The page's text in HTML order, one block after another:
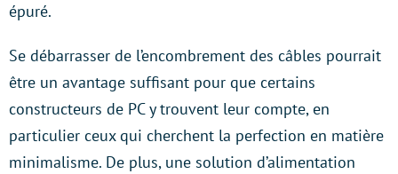
épuré.
Se débarrasser de l’encombrement des câbles pourrait
être un avantage suffisant pour que certains
constructeurs de PC y trouvent leur compte, en
particulier ceux qui cherchent la perfection en matière
minimalisme. De plus, une solution d’alimentation